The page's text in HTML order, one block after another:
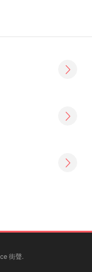
街聲.